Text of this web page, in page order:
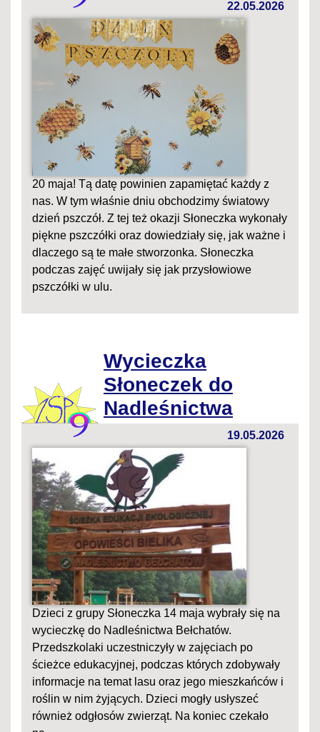
22.05.2026
20 maja! Tą datę powinien zapamiętać każdy z
nas. W tym właśnie dniu obchodzimy światowy
dzień pszczół. Z tej też okazji Słoneczka wykonały
piękne pszczółki oraz dowiedziały się, jak ważne i
dlaczego są te małe stworzonka. Słoneczka
podczas zajęć uwijały się jak przysłowiowe
pszczółki w ulu.
Wycieczka
Słoneczek do
Nadleśnictwa
19.05.2026
Dzieci z grupy Słoneczka 14 maja wybrały się na
wycieczkę do Nadleśnictwa Bełchatów.
Przedszkolaki uczestniczyły w zajęciach po
ścieżce edukacyjnej, podczas których zdobywały
informacje na temat lasu oraz jego mieszkańców i
roślin w nim żyjących. Dzieci mogły usłyszeć
również odgłosów zwierząt. Na koniec czekało